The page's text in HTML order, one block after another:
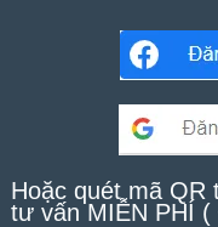
Hoặc quét mã QR
tư vấn MIỄN PHÍ